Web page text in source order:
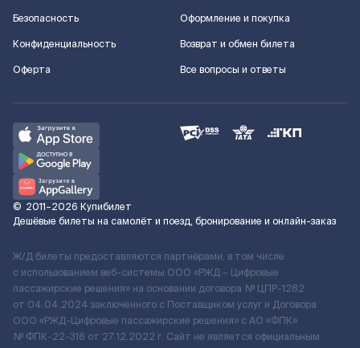
Безопасность
Конфиденциальность
Оферта
Оформление и покупка
Возврат и обмен билета
Все вопросы и ответы
© 2011–2026 Купибилет
Дешёвые билеты на самолёт и поезд, бронирование и онлайн-заказ
Ж/Д билеты предоставляются партнёрами, в том числе
с использованием веб-системы ООО «РЖД – Цифровые
пассажирские решения» на основании договора № ЦПР-1282
от 04.04.2024 заключенного с Поставщиком услуг и Договора
ООО «РЖД-Цифровые пассажирские решения» c АО «ФПК»
№ ФПК-22-316 от 27.12.2022 г. Сайт не является официальным